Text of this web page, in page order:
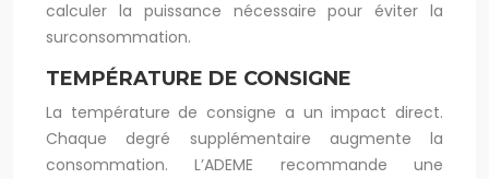
calculer la puissance nécessaire pour éviter la
surconsommation.
TEMPÉRATURE DE CONSIGNE
La température de consigne a un impact direct.
Chaque degré supplémentaire augmente la
consommation. L’ADEME recommande une